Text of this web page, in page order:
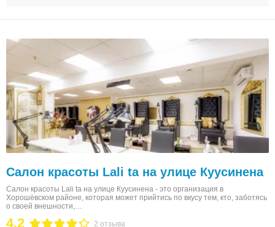
Салон красоты Lali ta на улице Куусинена
Салон красоты Lali ta на улице Куусинена - это организация в
Хорошёвском районе, которая может прийтись по вкусу тем, кто, заботясь
о своей внешности,…
2 отзыва
4.2